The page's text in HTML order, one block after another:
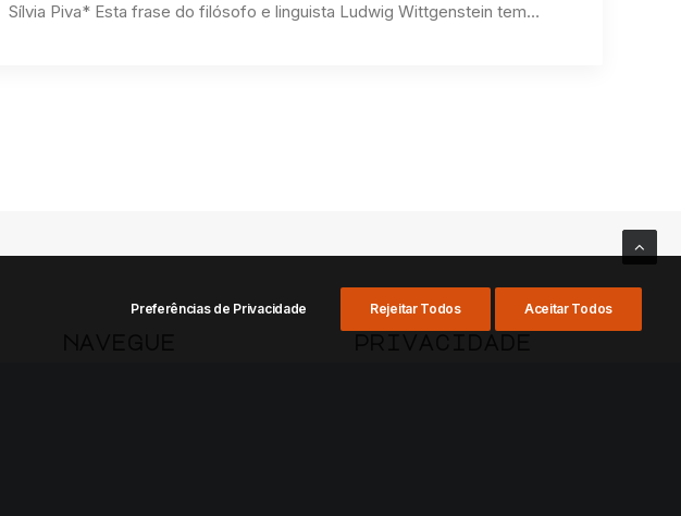
Sílvia Piva* Esta frase do filósofo e linguista Ludwig Wittgenstein tem…
Preferências de Privacidade Rejeitar Todos Aceitar Todos